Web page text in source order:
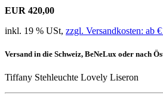
EUR 420,00
inkl. 19 % USt, zzgl. Versandkosten: ab
Versand in die Schweiz, BeNeLux oder nach
Tiffany Stehleuchte Lovely Liseron